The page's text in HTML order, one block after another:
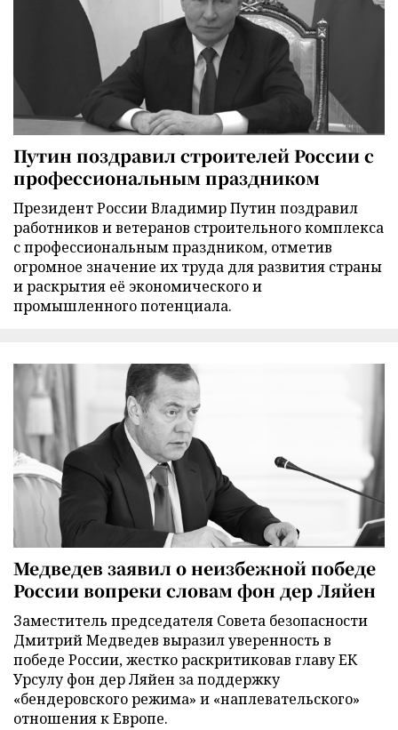
Путин поздравил строителей России с
профессиональным праздником
Президент России Владимир Путин поздравил
работников и ветеранов строительного комплекса
с профессиональным праздником, отметив
огромное значение их труда для развития страны
и раскрытия её экономического и
промышленного потенциала.
Медведев заявил о неизбежной победе
России вопреки словам фон дер Ляйен
Заместитель председателя Совета безопасности
Дмитрий Медведев выразил уверенность в
победе России, жестко раскритиковав главу ЕК
Урсулу фон дер Ляйен за поддержку
«бендеровского режима» и «наплевательского»
отношения к Европе.